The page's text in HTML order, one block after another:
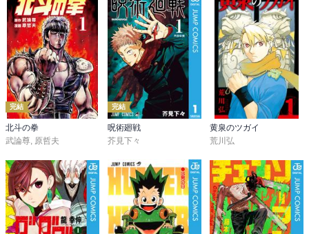
完結
北斗の拳
武論尊, 原哲夫
完結
呪術廻戦
芥見下々
黄泉のツガイ
荒川弘